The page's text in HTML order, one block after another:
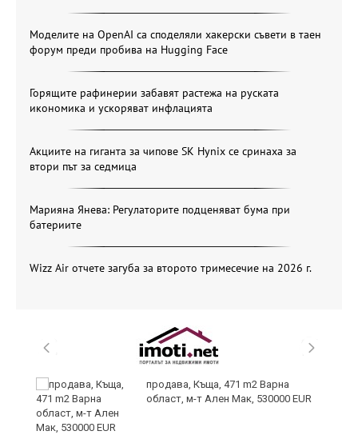
Моделите на OpenAI са споделяли хакерски съвети в таен
форум преди пробива на Hugging Face
Горящите рафинерии забавят растежа на руската
икономика и ускоряват инфлацията
Акциите на гиганта за чипове SK Hynix се сринаха за
втори път за седмица
Марияна Янева: Регулаторите подценяват бума при
батериите
Wizz Air отчете загуба за второто тримесечие на 2026 г.
продава, Къща, 471 m2 Варна
област, м-т Ален Мак, 530000 EUR